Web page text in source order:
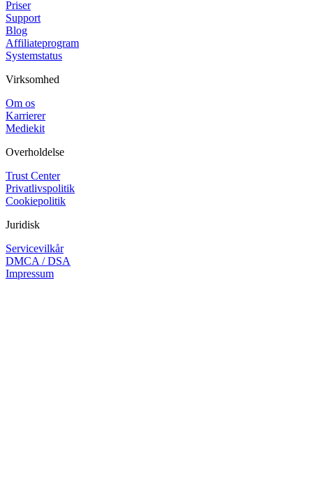
Priser
Support
Blog
Affiliateprogram
Systemstatus
Virksomhed
Om os
Karrierer
Mediekit
Overholdelse
Trust Center
Privatlivspolitik
Cookiepolitik
Juridisk
Servicevilkår
DMCA / DSA
Impressum